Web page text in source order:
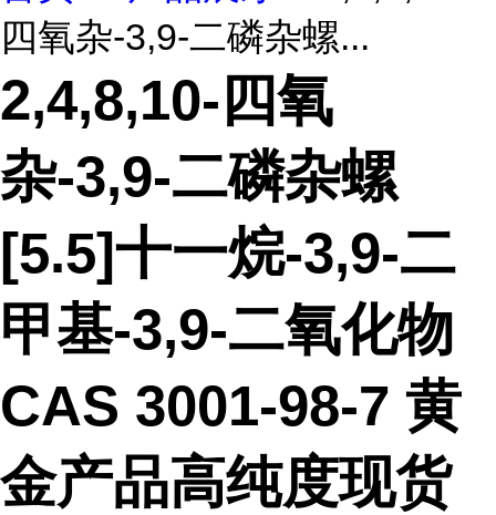
四氧杂-3,9-二磷杂螺...
2,4,8,10-四氧
杂-3,9-二磷杂螺
[5.5]十一烷-3,9-二
甲基-3,9-二氧化物
CAS 3001-98-7 黄
金产品高纯度现货